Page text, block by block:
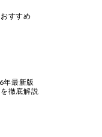
すすめ
年最新版
徹底解説